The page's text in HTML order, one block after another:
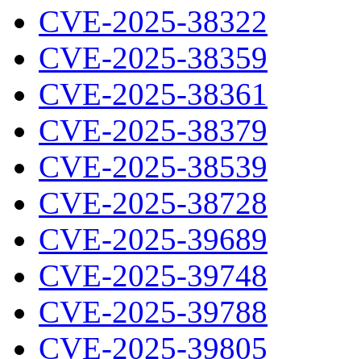
CVE-2025-38322
CVE-2025-38359
CVE-2025-38361
CVE-2025-38379
CVE-2025-38539
CVE-2025-38728
CVE-2025-39689
CVE-2025-39748
CVE-2025-39788
CVE-2025-39805